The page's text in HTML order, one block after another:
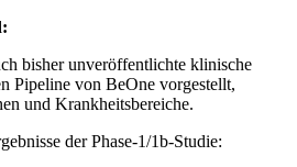
bisher unveröffentlichte klinische
Pipeline von BeOne vorgestellt,
und Krankheitsbereiche.
der Phase-1/1b-Studie: